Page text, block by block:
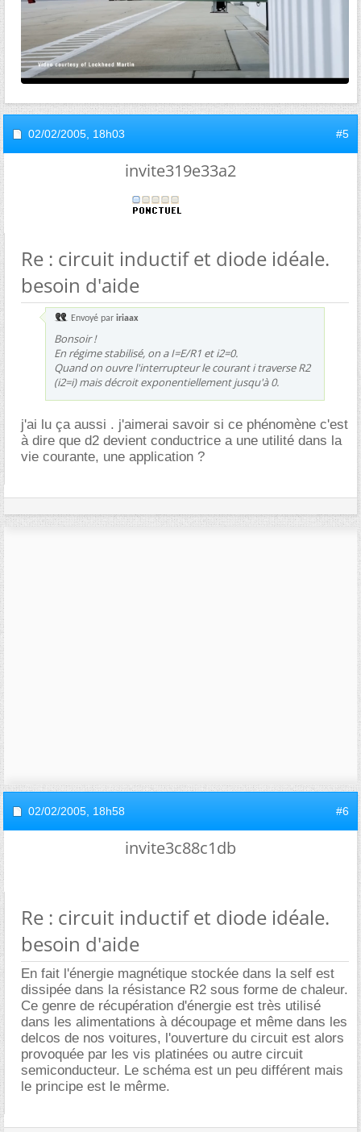
02/02/2005, 18h03 #5
invite319e33a2
Re : circuit inductif et diode idéale.
besoin d'aide
Envoyé par iriaax
Bonsoir !
En régime stabilisé, on a I=E/R1 et i2=0.
Quand on ouvre l'interrupteur le courant i traverse R2
(i2=i) mais décroit exponentiellement jusqu'à 0.
j'ai lu ça aussi . j'aimerai savoir si ce phénomène c'est
à dire que d2 devient conductrice a une utilité dans la
vie courante, une application ?
02/02/2005, 18h58 #6
invite3c88c1db
Re : circuit inductif et diode idéale.
besoin d'aide
En fait l'énergie magnétique stockée dans la self est
dissipée dans la résistance R2 sous forme de chaleur.
Ce genre de récupération d'énergie est très utilisé
dans les alimentations à découpage et même dans les
delcos de nos voitures, l'ouverture du circuit est alors
provoquée par les vis platinées ou autre circuit
semiconducteur. Le schéma est un peu différent mais
le principe est le mêrme.